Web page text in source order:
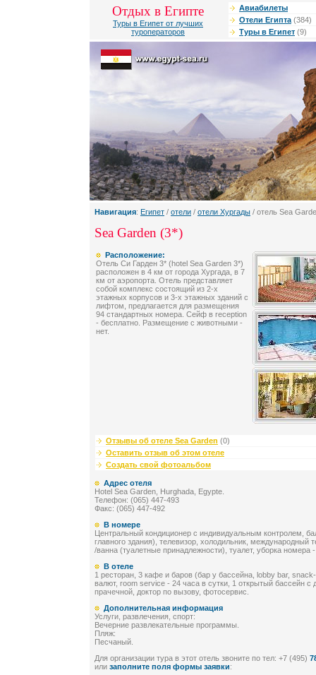
Отдых в Египте
Туры в Египет от лучших
туроператоров
Авиабилеты
Отели Египта (384)
Туры в Египет (9)
Навигация: Египет / отели / отели Хургады / отель Sea
Sea Garden (3*)
Расположение:
Отель Си Гарден 3* (hotel Sea Garden 3*)
расположен в 4 км от города Хургада, в 7
км от аэропорта. Отель представляет
собой комплекс состоящий из 2-х
этажных корпусов и 3-х этажных зданий с
лифтом, предлагается для размещения
94 стандартных номера. Сейф в reception
- бесплатно. Размещение с животными -
нет.
Отзывы об отеле Sea Garden (0)
Оставить отзыв об этом отеле
Создать свой фотоальбом
Адрес отеля
Hotel Sea Garden, Hurghada, Egypte.
Телефон: (065) 447-493
Факс: (065) 447-492
В номере
Центральный кондиционер с индивидуальным контролем,
главного здания), телевизор, холодильник, международный
/ванна (туалетные принадлежности), туалет, уборка номера
В отеле
1 ресторан, 3 кафе и баров (бар у бассейна, lobby bar,
валют, room service - 24 часа в сутки, 1 открытый бассейн с
прачечной, доктор по вызову, фотосервис.
Дополнительная информация
Услуги, развлечения, спорт:
Вечерние развлекательные программы.
Пляж:
Песчаный.
Для организации тура в этот отель звоните по тел: +7 (495)
или заполните поля формы заявки: